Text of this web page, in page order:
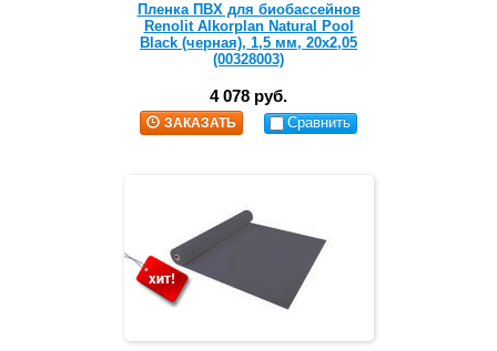
Пленка ПВХ для биобассейнов
Renolit Alkorplan Natural Pool
Black (черная), 1,5 мм, 20х2,05
(00328003)
4 078 руб.
ЗАКАЗАТЬ Сравнить